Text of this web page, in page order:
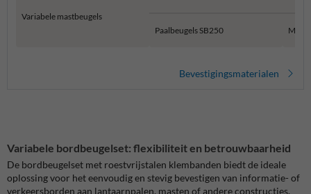
Variabele mastbeugels
Paalbeugels SB250
Muur
Bevestigingsmaterialen
Variabele bordbeugelset: flexibiliteit en betrouwbaarheid
De bordbeugelset met roestvrijstalen klembanden biedt de ideale
oplossing voor het eenvoudig en stevig bevestigen van informatie- of
verkeersborden aan lantaarnpalen, masten of andere constructies.